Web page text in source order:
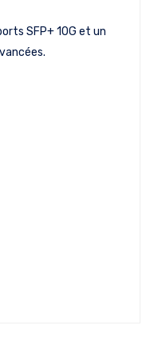
SFP+ 10G et un